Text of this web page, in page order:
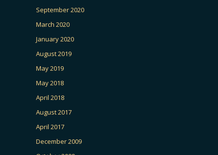
September 2020
March 2020
January 2020
August 2019
May 2019
May 2018
April 2018
August 2017
April 2017
December 2009